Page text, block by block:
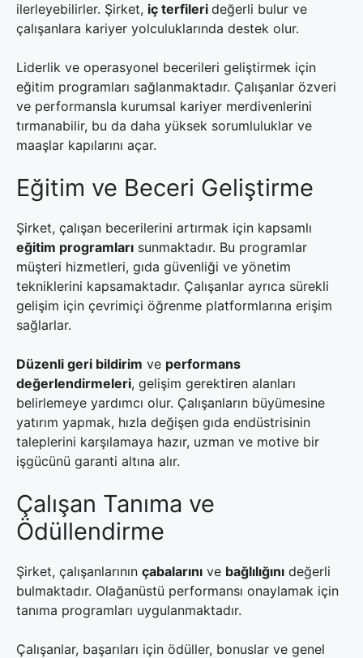
ilerleyebilirler. Şirket, iç terfileri değerli bulur ve
çalışanlara kariyer yolculuklarında destek olur.
Liderlik ve operasyonel becerileri geliştirmek için
eğitim programları sağlanmaktadır. Çalışanlar özveri
ve performansla kurumsal kariyer merdivenlerini
tırmanabilir, bu da daha yüksek sorumluluklar ve
maaşlar kapılarını açar.
Eğitim ve Beceri Geliştirme
Şirket, çalışan becerilerini artırmak için kapsamlı
eğitim programları sunmaktadır. Bu programlar
müşteri hizmetleri, gıda güvenliği ve yönetim
tekniklerini kapsamaktadır. Çalışanlar ayrıca sürekli
gelişim için çevrimiçi öğrenme platformlarına erişim
sağlarlar.
Düzenli geri bildirim ve performans
değerlendirmeleri, gelişim gerektiren alanları
belirlemeye yardımcı olur. Çalışanların büyümesine
yatırım yapmak, hızla değişen gıda endüstrisinin
taleplerini karşılamaya hazır, uzman ve motive bir
işgücünü garanti altına alır.
Çalışan Tanıma ve
Ödüllendirme
Şirket, çalışanlarının çabalarını ve bağlılığını değerli
bulmaktadır. Olağanüstü performansı onaylamak için
tanıma programları uygulanmaktadır.
Çalışanlar, başarıları için ödüller, bonuslar ve genel